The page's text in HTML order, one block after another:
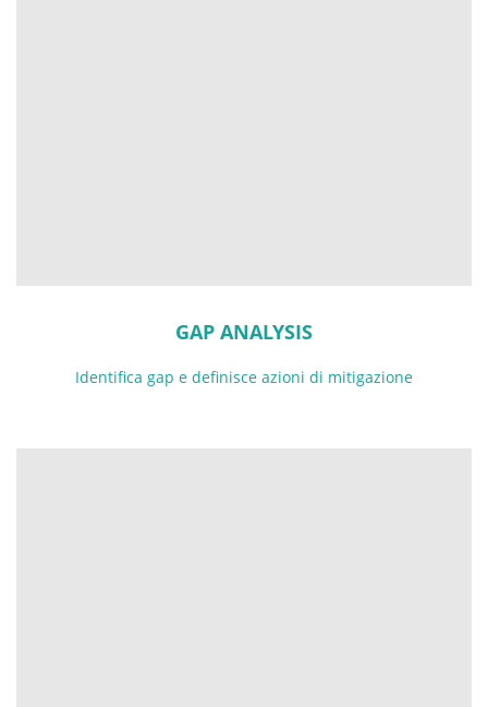
GAP ANALYSIS
Identifica gap e definisce azioni di mitigazione